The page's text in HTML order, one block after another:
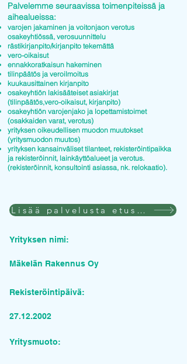
Palvelemme seuraavissa toimenpiteissä ja
aihealueissa:
varojen jakaminen ja voitonjaon verotus
osakeyhtiössä, verosuunnittelu
rästikirjanpito/kirjanpito tekemättä
vero-oikaisut
ennakkoratkaisun hakeminen
tilinpäätös ja veroilmoitus
kuukausittainen kirjanpito
osakeyhtiön lakisääteiset asiakirjat
(tilinpäätös,vero-oikaisut, kirjanpito)
osakeyhtiön varojenjako ja lopettamistoimet
(osakkaiden varat, verotus)
yrityksen oikeudellisen muodon muutokset
(yritysmuodon muutos)
yrityksen kansainväliset tilanteet, rekisteröintipaikka
ja rekisteröinnit, lainkäyttöalueet ja verotus.
(rekisteröinnit, konsultointi asiassa, nk. relokaatio).
Lisää palvelusta etusivulla
Yrityksen nimi:
Mäkelän Rakennus Oy
Rekisteröintipäivä:
27.12.2002
Yritysmuoto: